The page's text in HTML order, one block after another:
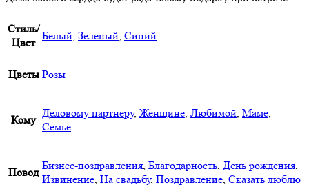
Стиль/
Цвет
Белый, Зеленый, Синий
Цветы Розы
Кому
Деловому партнеру, Женщине, Любимой, Маме,
Семье
Повод
Бизнес-поздравления, Благодарность, День рождения,
Извинение, На свадьбу, Поздравление, Сказать люблю